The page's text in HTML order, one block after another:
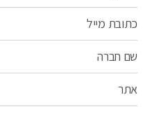
כתובת מייל
שם חברה
אתר